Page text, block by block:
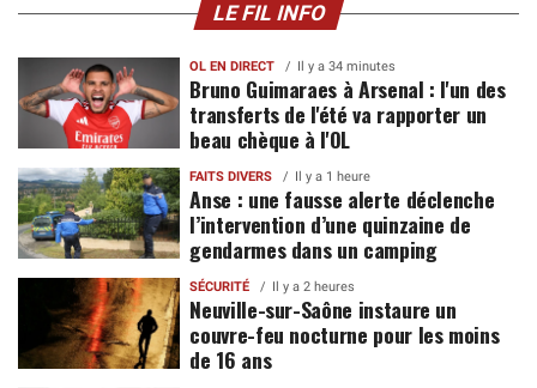
LE FIL INFO
OL EN DIRECT Il y a 34 minutes
Bruno Guimaraes à Arsenal : l'un des
transferts de l'été va rapporter un
beau chèque à l'OL
FAITS DIVERS Il y a 1 heure
Anse : une fausse alerte déclenche
l’intervention d’une quinzaine de
gendarmes dans un camping
SÉCURITÉ Il y a 2 heures
Neuville-sur-Saône instaure un
couvre-feu nocturne pour les moins
de 16 ans